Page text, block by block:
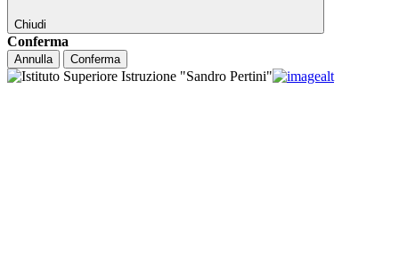
Chiudi
Conferma
Annulla Conferma